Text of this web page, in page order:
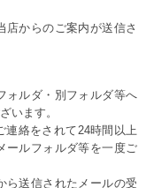
店からのご案内が送信さ
ォルダ・別フォルダ等へ
います。
連絡をされて24時間以上
ールフォルダ等を一度ご
ら送信されたメールの受